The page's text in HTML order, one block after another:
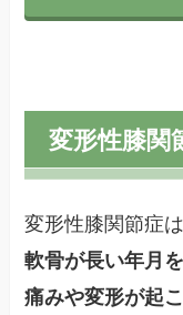
変形性膝関
変形性膝関節症は
軟骨が長い年月
痛みや変形が起